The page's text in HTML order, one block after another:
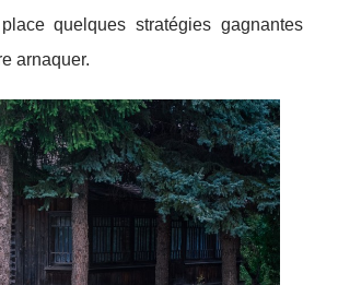
quelques stratégies gagnantes
arnaquer.